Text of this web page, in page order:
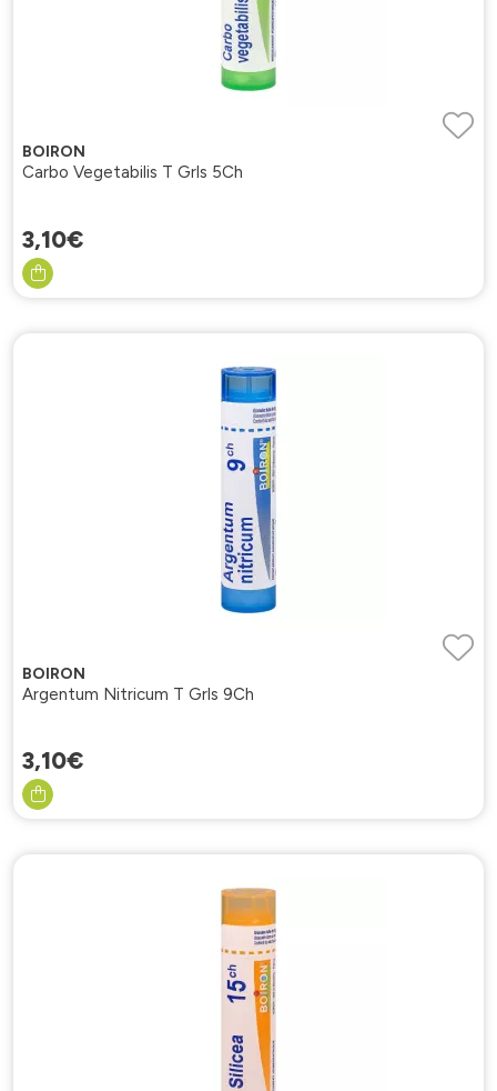
BOIRON
Carbo Vegetabilis T Grls 5Ch
3,10€
BOIRON
Argentum Nitricum T Grls 9Ch
3,10€